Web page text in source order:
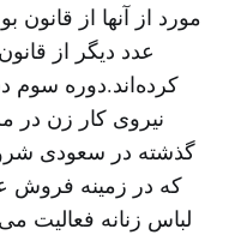
عدد دیگر از
کرده‌اند.دوره سوم
نیروی کار زن در
گذشته در سعودی
که در زمینه فروش
لباس زنانه فعالیت